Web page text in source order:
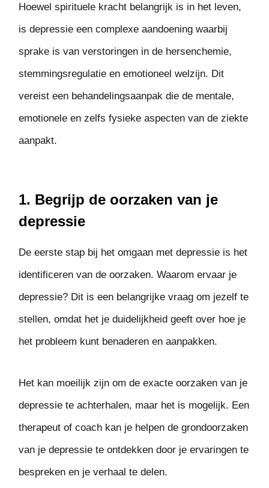
Hoewel spirituele kracht belangrijk is in het leven,
is depressie een complexe aandoening waarbij
sprake is van verstoringen in de hersenchemie,
stemmingsregulatie en emotioneel welzijn. Dit
vereist een behandelingsaanpak die de mentale,
emotionele en zelfs fysieke aspecten van de ziekte
aanpakt.
1. Begrijp de oorzaken van je
depressie
De eerste stap bij het omgaan met depressie is het
identificeren van de oorzaken. Waarom ervaar je
depressie? Dit is een belangrijke vraag om jezelf te
stellen, omdat het je duidelijkheid geeft over hoe je
het probleem kunt benaderen en aanpakken.
Het kan moeilijk zijn om de exacte oorzaken van je
depressie te achterhalen, maar het is mogelijk. Een
therapeut of coach kan je helpen de grondoorzaken
van je depressie te ontdekken door je ervaringen te
bespreken en je verhaal te delen.